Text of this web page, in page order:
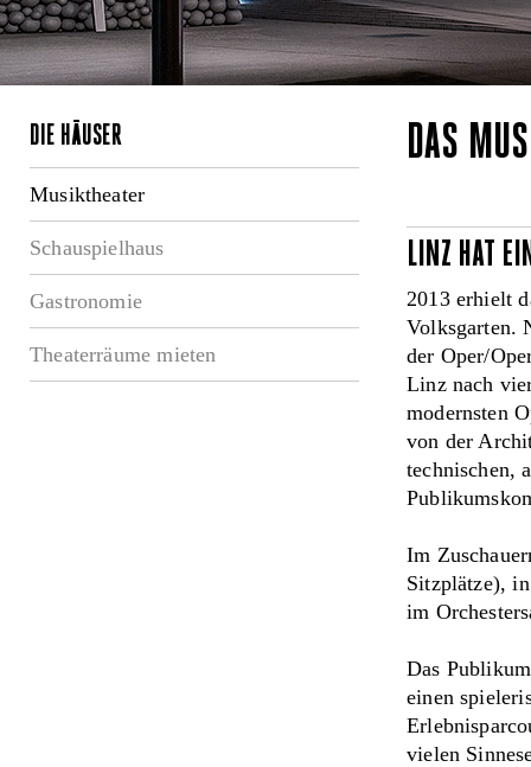
DIE HÄUSER
Musiktheater
Schauspielhaus
Gastronomie
Theaterräume mieten
DAS
LINZ HAT
2013 erhielt
Volksgarten.
der Oper/
Linz nach
modernsten
von der
technischen,
Im
Sitzplätze),
im
Das
einen
vielen